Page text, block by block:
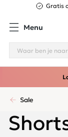
Gratis
Menu
Sale